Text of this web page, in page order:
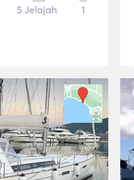
5 Jelajah 1